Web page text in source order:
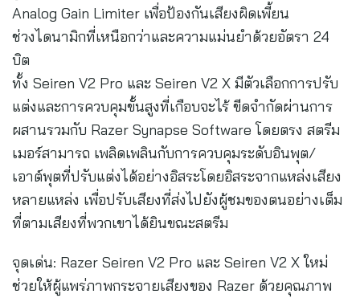
Analog Gain Limiter เพื่อป้องกันเสียงผิดเพี้ยน
ช่วงไดนามิกที่เหนือกว่าและความแม่นยำด้วยอัตรา 24
บิต
ทั้ง Seiren V2 Pro และ Seiren V2 X มีตัวเลือกการปรับ
แต่งและการควบคุมขั้นสูงที่เกือบจะไร้ ขีดจำกัดผ่านการ
ผสานรวมกับ Razer Synapse Software โดยตรง สตรีม
เมอร์สามารถ เพลิดเพลินกับการควบคุมระดับอินพุต/
เอาต์พุตที่ปรับแต่งได้อย่างอิสระโดยอิสระจากแหล่งเสียง
หลายแหล่ง เพื่อปรับเสียงที่ส่งไปยังผู้ชมของตนอย่างเต็ม
ที่ตามเสียงที่พวกเขาได้ยินขณะสตรีม
จุดเด่น: Razer Seiren V2 Pro และ Seiren V2 X ใหม่
ช่วยให้ผู้แพร่ภาพกระจายเสียงของ Razer ด้วยคุณภาพ